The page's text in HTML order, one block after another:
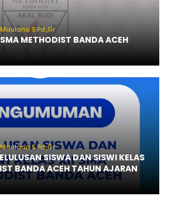
S.Pd.,Gr
METHODIST BANDA ACEH
S.Pd.,Gr
SISWA DAN SISWI KELAS
BANDA ACEH TAHUN AJARAN